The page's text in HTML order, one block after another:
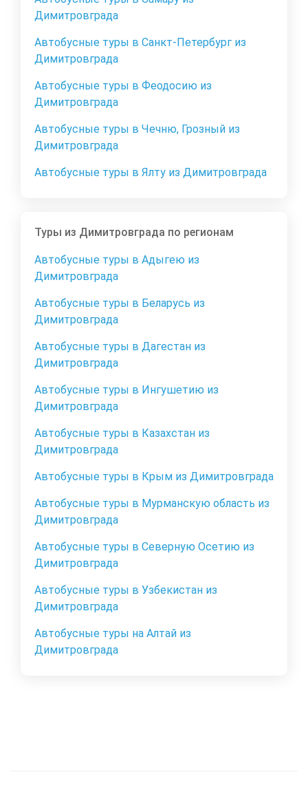
Димитровграда
Автобусные туры в Санкт-Петербург из
Димитровграда
Автобусные туры в Феодосию из
Димитровграда
Автобусные туры в Чечню, Грозный из
Димитровграда
Автобусные туры в Ялту из Димитровграда
Туры из Димитровграда по регионам
Автобусные туры в Адыгею из
Димитровграда
Автобусные туры в Беларусь из
Димитровграда
Автобусные туры в Дагестан из
Димитровграда
Автобусные туры в Ингушетию из
Димитровграда
Автобусные туры в Казахстан из
Димитровграда
Автобусные туры в Крым из Димитровграда
Автобусные туры в Мурманскую область из
Димитровграда
Автобусные туры в Северную Осетию из
Димитровграда
Автобусные туры в Узбекистан из
Димитровграда
Автобусные туры на Алтай из
Димитровграда